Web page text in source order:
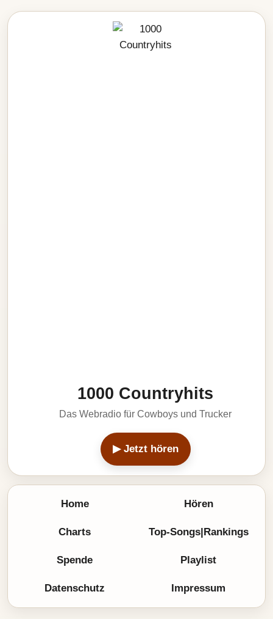
1000 Countryhits
Das Webradio für Cowboys und Trucker
▶ Jetzt hören
Home Hören
Charts Top-Songs|Rankings
Spende Playlist
Datenschutz Impressum